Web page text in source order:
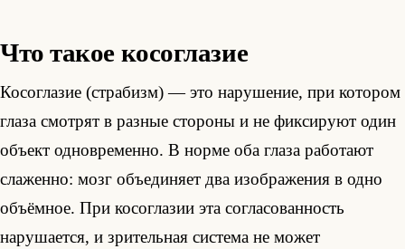
Что такое косоглазие
Косоглазие (страбизм) — это нарушение, при котором
глаза смотрят в разные стороны и не фиксируют один
объект одновременно. В норме оба глаза работают
слаженно: мозг объединяет два изображения в одно
объёмное. При косоглазии эта согласованность
нарушается, и зрительная система не может